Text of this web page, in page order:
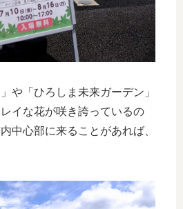
や「ひろしま未来ガーデン」
イな花が咲き誇っているの
中心部に来ることがあれば、